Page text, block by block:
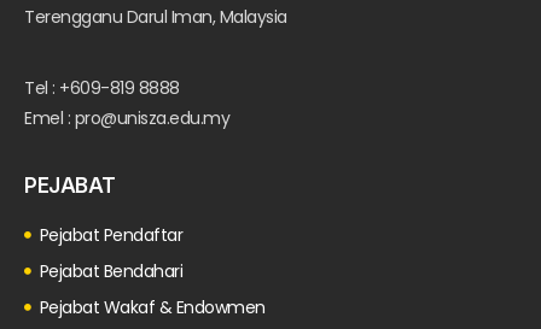
Terengganu Darul Iman, Malaysia
Tel : +609-819 8888
Emel : pro@unisza.edu.my
PEJABAT
Pejabat Pendaftar
Pejabat Bendahari
Pejabat Wakaf & Endowmen